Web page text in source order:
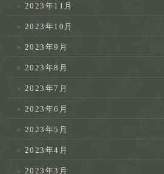
2023年11月
2023年10月
2023年9月
2023年8月
2023年7月
2023年6月
2023年5月
2023年4月
2023年3月